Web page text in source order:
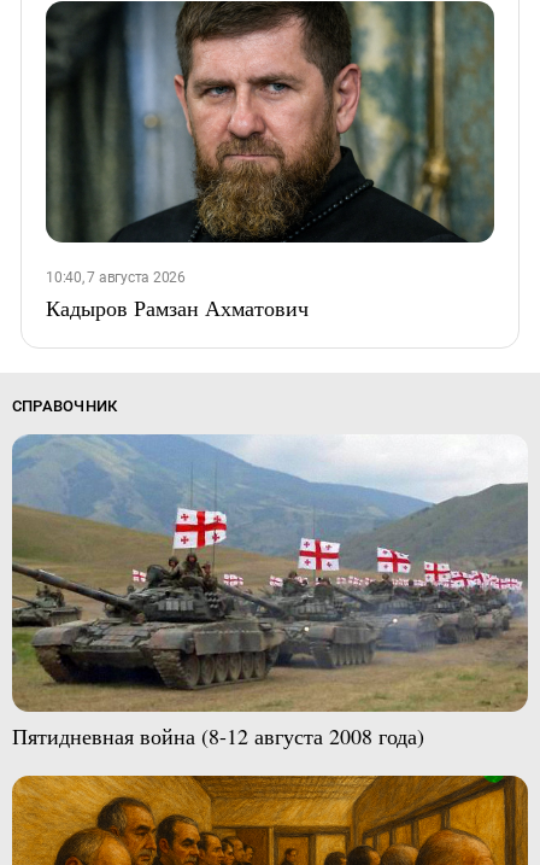
10:40, 7 августа 2026
Кадыров Рамзан Ахматович
СПРАВОЧНИК
Пятидневная война (8-12 августа 2008 года)